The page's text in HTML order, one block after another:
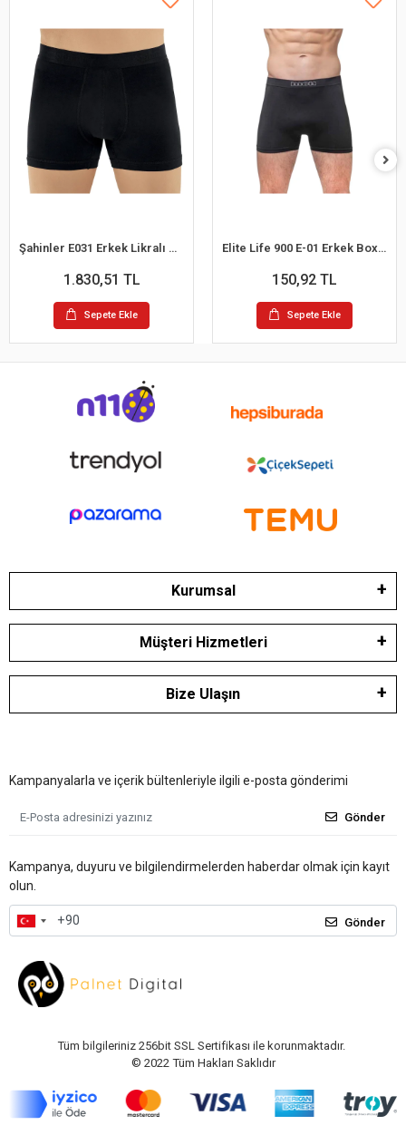
Şahinler E031 Erkek Likralı Boxer Külot 6lı Paket Siyah S
1.830,51 TL
Sepete Ekle
Elite Life 900 E-01 Erkek Boxer
150,92 TL
Sepete Ekle
Kurumsal
Müşteri Hizmetleri
Bize Ulaşın
Kampanyalarla ve içerik bültenleriyle ilgili e-posta gönderimi
Gönder
Kampanya, duyuru ve bilgilendirmelerden haberdar olmak için kayıt
olun.
Gönder
Tüm bilgileriniz 256bit SSL Sertifikası ile korunmaktadır.
© 2022 Tüm Hakları Saklıdır